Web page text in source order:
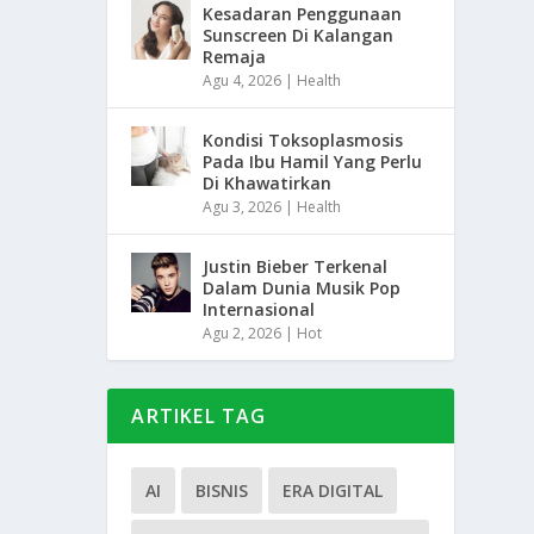
Kesadaran Penggunaan
Sunscreen Di Kalangan
Remaja
Agu 4, 2026 | Health
Kondisi Toksoplasmosis
Pada Ibu Hamil Yang Perlu
Di Khawatirkan
Agu 3, 2026 | Health
Justin Bieber Terkenal
Dalam Dunia Musik Pop
Internasional
Agu 2, 2026 | Hot
ARTIKEL TAG
AI BISNIS ERA DIGITAL